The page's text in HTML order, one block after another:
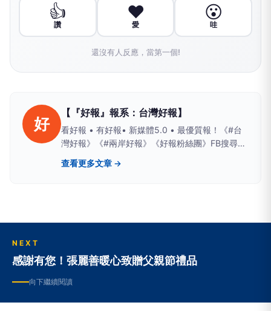
👍
讚
❤️
愛
😮
哇
還沒有人反應，當第一個!
好
【『好報』報系：台灣好報】
看好報 • 有好報• 新媒體5.0 • 最優質報！《#台
灣好報》《#兩岸好報》《好報粉絲團》FB搜尋；
Yahoo、PChome、LIFE新聞、yamnews、
owlnews也看得到
查看更多文章 →
NEXT
感謝有您！張麗善暖心致贈父親節禮品
向下繼續閱讀